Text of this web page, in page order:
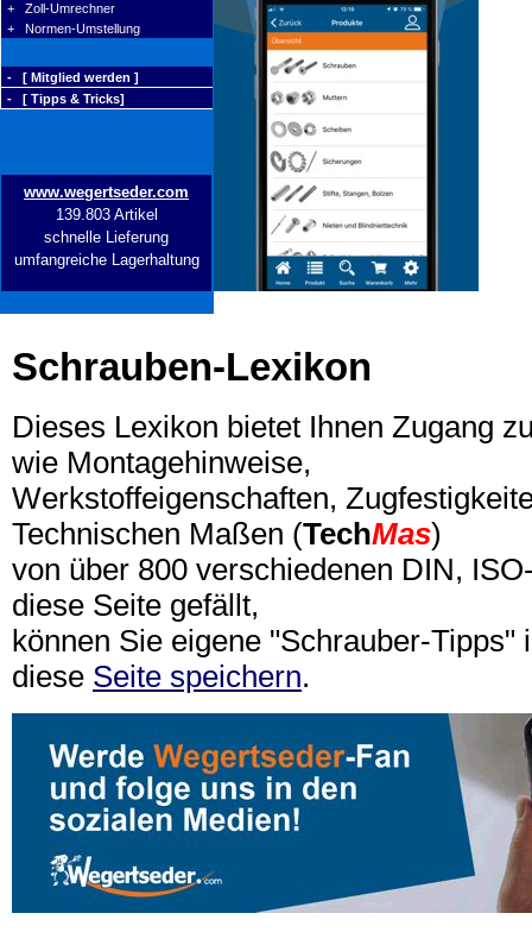
+ Zoll-Umrechner
+ Normen-Umstellung
- [ Mitglied werden ]
- [ Tipps & Tricks]
www.wegertseder.com
139.803 Artikel
schnelle Lieferung
umfangreiche Lagerhaltung
Schrauben-Lexikon
Dieses Lexikon bietet Ihnen Zugang
wie Montagehinweise,
Werkstoffeigenschaften,
Technischen Maßen (TechMas)
von über 800 verschiedenen DIN,
diese Seite gefällt,
können Sie eigene "Schrauber-Tipps"
diese Seite speichern.